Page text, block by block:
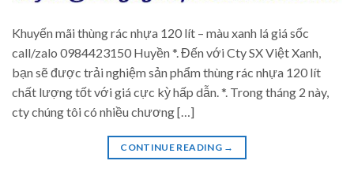
Khuyến mãi thùng rác nhựa 120 lít – màu xanh lá giá sốc
call/zalo 0984423150 Huyền *. Đến với Cty SX Việt Xanh,
bạn sẽ được trải nghiệm sản phẩm thùng rác nhựa 120 lít
chất lượng tốt với giá cực kỳ hấp dẫn. *. Trong tháng 2 này,
cty chúng tôi có nhiều chương […]
CONTINUE READING →